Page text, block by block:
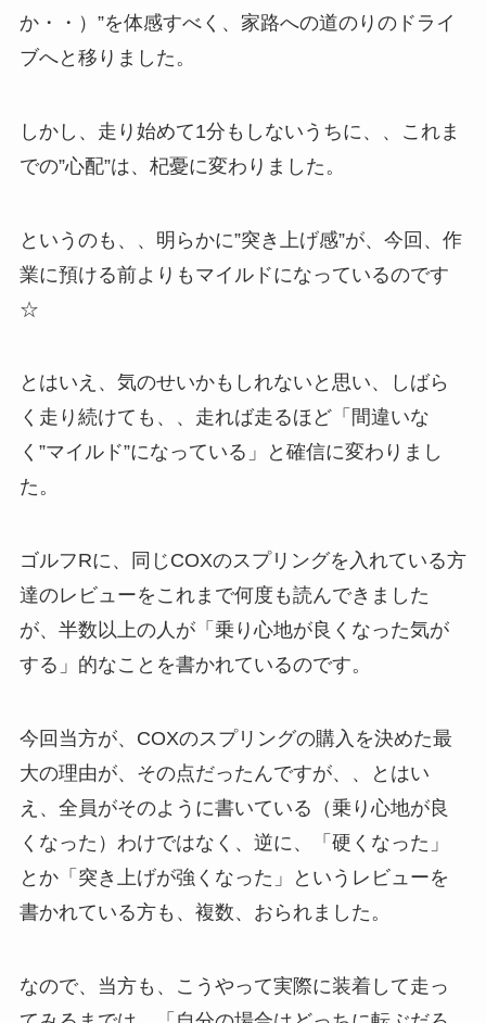
か・・）”を体感すべく、家路への道のりのドライ
ブへと移りました。
しかし、走り始めて1分もしないうちに、、これま
での”心配”は、杞憂に変わりました。
というのも、、明らかに”突き上げ感”が、今回、作
業に預ける前よりもマイルドになっているのです
☆
とはいえ、気のせいかもしれないと思い、しばら
く走り続けても、、走れば走るほど「間違いな
く”マイルド”になっている」と確信に変わりまし
た。
ゴルフRに、同じCOXのスプリングを入れている方
達のレビューをこれまで何度も読んできました
が、半数以上の人が「乗り心地が良くなった気が
する」的なことを書かれているのです。
今回当方が、COXのスプリングの購入を決めた最
大の理由が、その点だったんですが、、とはい
え、全員がそのように書いている（乗り心地が良
くなった）わけではなく、逆に、「硬くなった」
とか「突き上げが強くなった」というレビューを
書かれている方も、複数、おられました。
なので、当方も、こうやって実際に装着して走っ